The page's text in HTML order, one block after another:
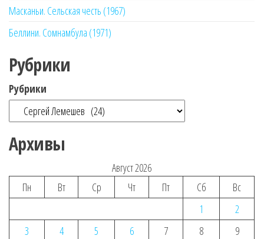
Масканьи. Сельская честь (1967)
Беллини. Сомнамбула (1971)
Рубрики
Рубрики
Архивы
Август 2026
Пн
Вт Ср Чт Пт Сб
Вс
1
2
3
4 5 6 7 8
9